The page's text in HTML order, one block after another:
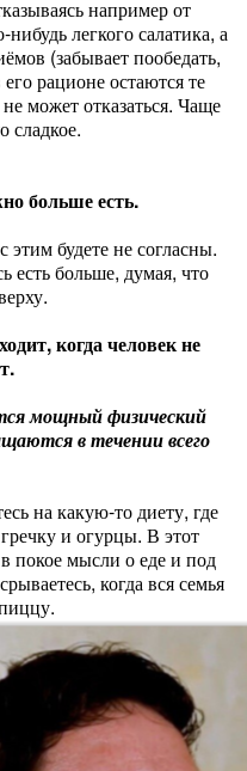
например от
легкого салатика, а
(забывает пообедать,
рационе остаются те
может отказаться. Чаще
сладкое.
больше есть.
будете не согласны.
есть больше, думая, что
когда человек не
мощный физический
в течении всего
на какую-то диету, где
и огурцы. В этот
покое мысли о еде и под
когда вся семья